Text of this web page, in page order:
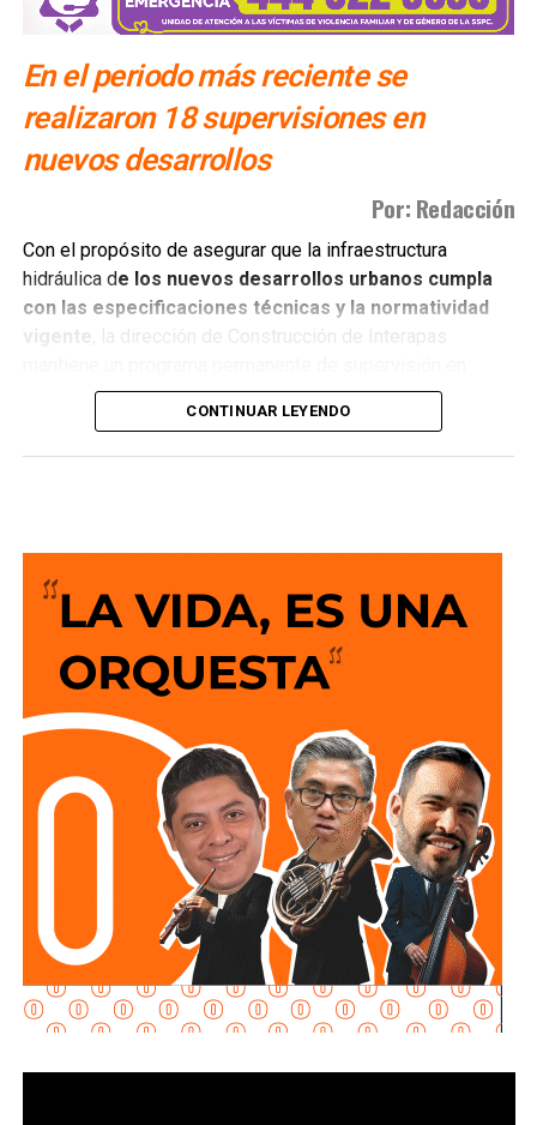
En el periodo más reciente se
realizaron 18 supervisiones en
nuevos desarrollos
Por: Redacción
Con el propósito de asegurar que la infraestructura
hidráulica de los nuevos desarrollos urbanos cumpla
con las especificaciones técnicas y la normatividad
vigente
, la dirección de Construcción de Interapas
fraccionamientos y centros de población que buscan
incorporarse a las redes de agua potable y drenaje.
y que los puntos de conexión al sistema público sean
adecuados para garantizar un servicio seguro y eficiente.
Durante las inspecciones pueden determinarse medidas
preventivas y correctivas, para autorizar la incorporación
de nuevos desarrollos a la infraestructura hidráulica
metropolitana.
Con estas supervisiones
, el organismo fortalece la
las nuevas redes de agua potable y drenajeofrezcan
CONTINUAR LEYENDO